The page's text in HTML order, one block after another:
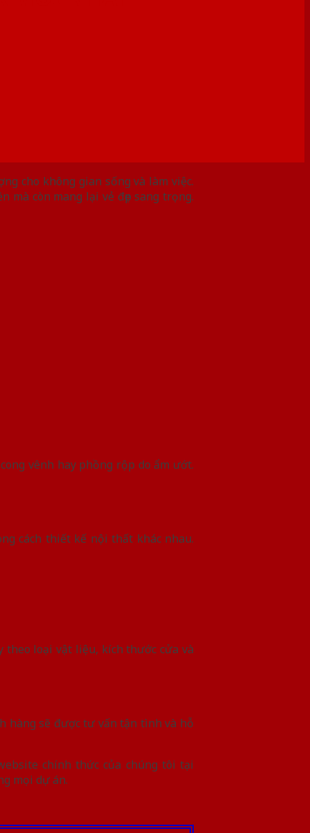
cho không gian sống và làm việc.
còn mang lại vẻ đẹp sang trọng.
vênh hay phồng rộp do ẩm ướt.
cách thiết kế nội thất khác nhau.
theo loại vật liệu, kích thước cửa và
hàng sẽ được tư vấn tận tình và hỗ
chính thức của chúng tôi tại
mọi dự án.